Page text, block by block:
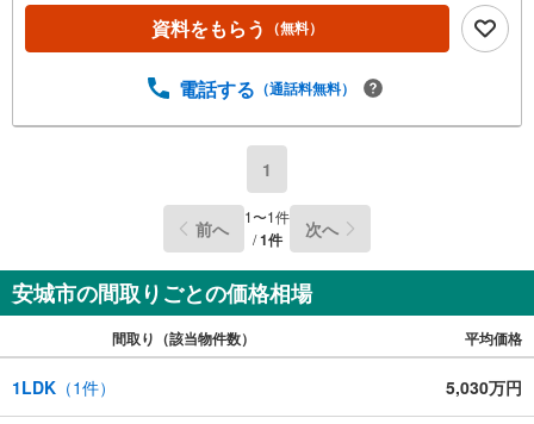
す。（安城市以外のエリアも対応可能！）お客様の不動産
に関するお悩みごとやお困りごと、物件の内覧以外でも、
る？」等住宅ローンの相談や、資金計画、不動産購入に関
分＆キッズコーナー完備 お気軽にお電話・ご来店お待ちし
ております！-------------------
資料をもらう （無料）
電話する （通話料無料）
1
前へ 1〜1件
/1件 次へ
安城市の間取りごとの価格相場
間取り（該当物件数） 平均価格
1LDK （1件） 5,030万円